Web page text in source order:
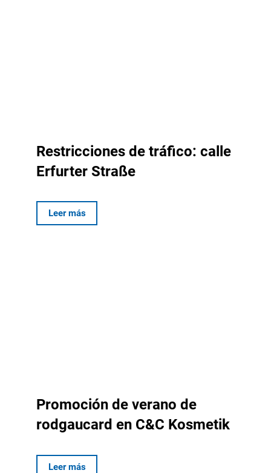
Restricciones de tráfico: calle
Erfurter Straße
Leer más
Promoción de verano de
rodgaucard en C&C Kosmetik
Leer más